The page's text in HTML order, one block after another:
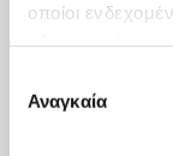
οποίοι
των υπηρεσιών
συγκατάθεσης
Αναγκαία